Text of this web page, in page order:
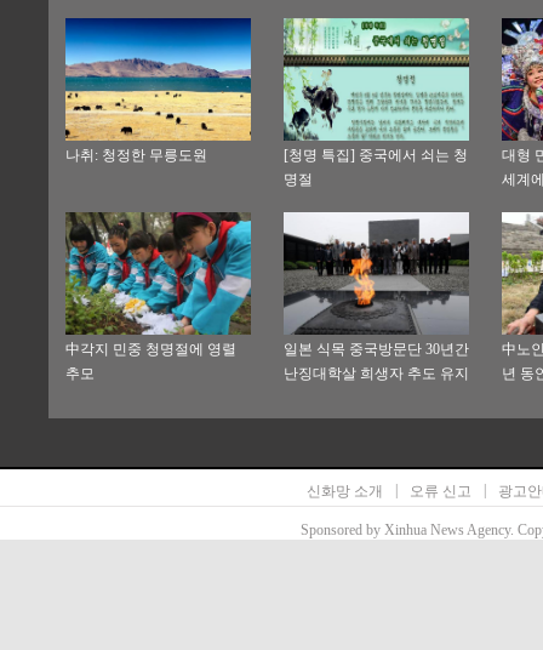
나취: 청정한 무릉도원
[청명 특집] 중국에서 쇠는 청
명절
대형
세계
中각지 민중 청명절에 영렬
추모
일본 식목 중국방문단 30년간
난징대학살 희생자 추도 유지
中노
년 동